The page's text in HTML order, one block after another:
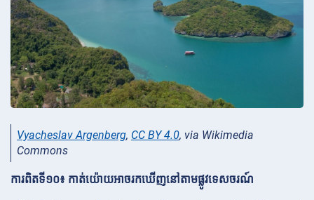
Vyacheslav Argenberg, CC BY 4.0, via Wikimedia
Commons
ការពិតទី១០៖ កាត់យ៉ោយអាចរកឃើញនៅតាមផ្លូវទេសចរណ៍